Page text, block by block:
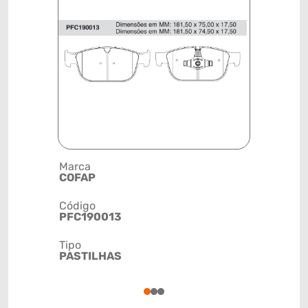
Marca
COFAP
Código
PFC190013
Tipo
PASTILHAS
123